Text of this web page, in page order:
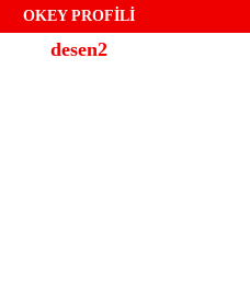
OKEY PROFİLİ
desen2